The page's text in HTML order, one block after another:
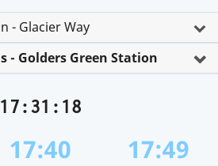
- Glacier Way
- Golders Green Station
17:31:18
17:40 17:49